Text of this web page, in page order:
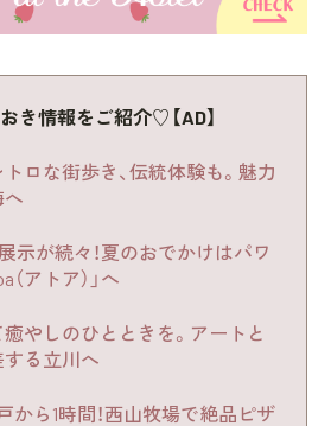
き情報をご紹介♡【AD】
ロな街歩き、伝統体験も。魅力
へ
示が続々！夏のおでかけはパワ
アトア）」へ
やしのひとときを。アートと
る立川へ
から1時間！西山牧場で絶品ピザ